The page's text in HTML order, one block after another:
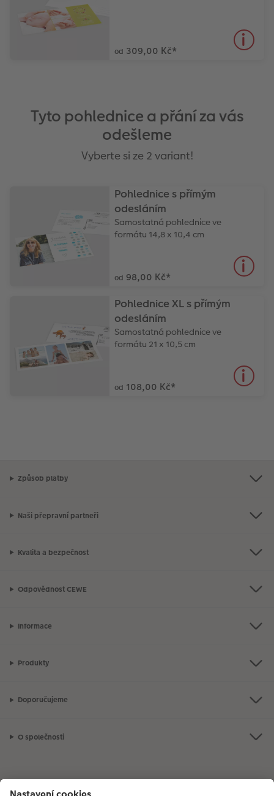
od 309,00 Kč*
Tyto pohlednice a přání za vás
odešleme
Vyberte si ze 2 variant!
Pohlednice s přímým
odesláním
Samostatná pohlednice ve
formátu 14,8 x 10,4 cm
od 98,00 Kč*
Pohlednice XL s přímým
odesláním
Samostatná pohlednice ve
formátu 21 x 10,5 cm
od 108,00 Kč*
Způsob platby
Naši přepravní partneři
Kvalita a bezpečnost
Odpovědnost CEWE
Informace
Produkty
Doporučujeme
O společnosti